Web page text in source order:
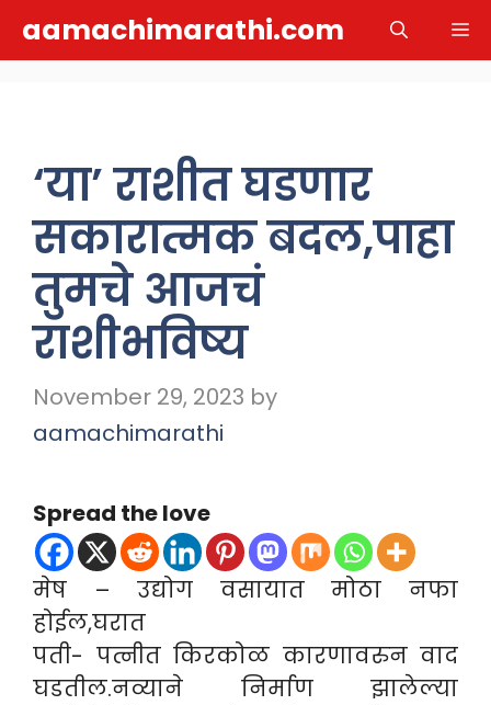
aamachimarathi.com
‘या’ राशीत घडणार
सकारात्मक बदल,पाहा
तुमचे आजचं
राशीभविष्य
November 29, 2023 by
aamachimarathi
Spread the love
मेष – उद्योग वसायात मोठा नफा
होईल,घरात
पती- पत्नीत किरकोळ कारणावरुन वाद
घडतील.नव्याने निर्माण झालेल्या